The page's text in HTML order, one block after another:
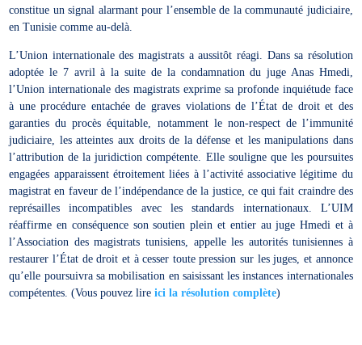
constitue un signal alarmant pour l’ensemble de la communauté judiciaire,
en Tunisie comme au-delà.
L’Union internationale des magistrats a aussitôt réagi. Dans sa résolution
adoptée le 7 avril à la suite de la condamnation du juge Anas Hmedi,
l’Union internationale des magistrats exprime sa profonde inquiétude face
à une procédure entachée de graves violations de l’État de droit et des
garanties du procès équitable, notamment le non-respect de l’immunité
judiciaire, les atteintes aux droits de la défense et les manipulations dans
l’attribution de la juridiction compétente. Elle souligne que les poursuites
engagées apparaissent étroitement liées à l’activité associative légitime du
magistrat en faveur de l’indépendance de la justice, ce qui fait craindre des
représailles incompatibles avec les standards internationaux. L’UIM
réaffirme en conséquence son soutien plein et entier au juge Hmedi et à
l’Association des magistrats tunisiens, appelle les autorités tunisiennes à
restaurer l’État de droit et à cesser toute pression sur les juges, et annonce
qu’elle poursuivra sa mobilisation en saisissant les instances internationales
compétentes. (Vous pouvez lireici la résolution complète)